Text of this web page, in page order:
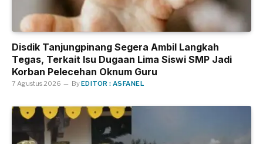
Disdik Tanjungpinang Segera Ambil Langkah
Tegas, Terkait Isu Dugaan Lima Siswi SMP Jadi
Korban Pelecehan Oknum Guru
7 Agustus 2026 ByEDITOR : ASFANEL